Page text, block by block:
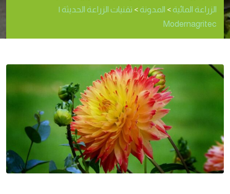
الزراعة المائية> المدونة> تقنيات الزراعة الحديثة |
Modernagritec